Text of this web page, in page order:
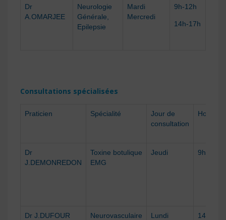
Dr
A.OMARJEE
Neurologie
Générale,
Epilepsie
Mardi
Mercredi
9h-12h
14h-17h
Consultations spécialisées
Praticien Spécialité
Jour de
consultation
Horaires
Dr
J.DEMONREDON
Toxine botulique
EMG
Jeudi 9h-17h
Dr J.DUFOUR Neurovasculaire
Lundi
14h-17h